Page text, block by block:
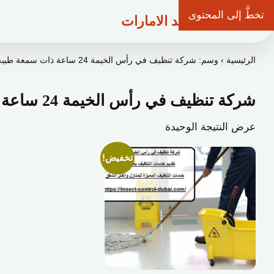
تخطَّ إلى المحتوى
شركة وعد الامارات
الرئيسية › وسم: شركة تنظيف في رأس الخيمة 24 ساعة ذات سمعة طيبة"
شركة تنظيف في رأس الخيمة 24 ساعة ذات سمعة طيبة”
عرض النتيجة الوحيدة
تخفيض!